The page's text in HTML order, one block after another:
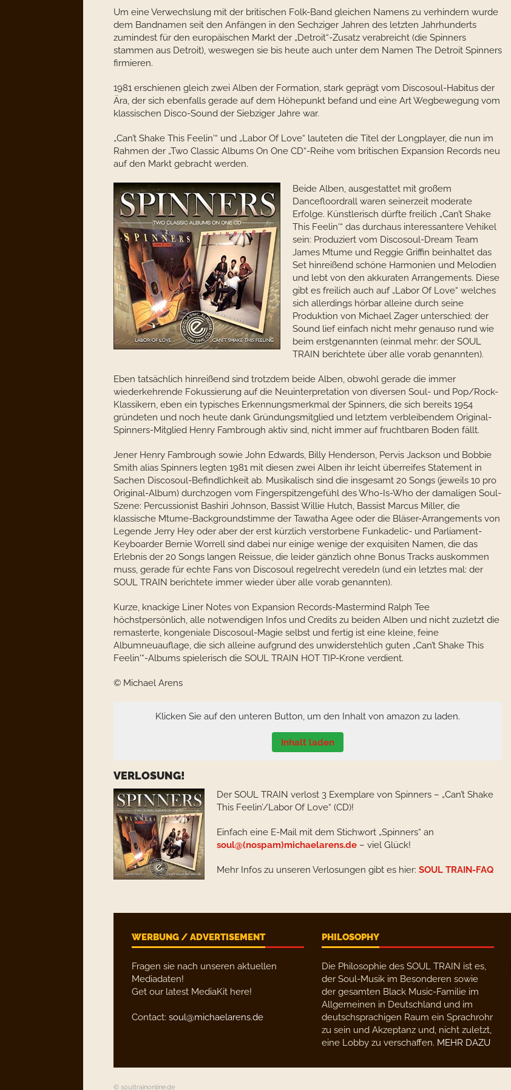
Um eine Verwechslung mit der britischen Folk-Band gleichen Namens zu verhindern wurde
dem Bandnamen seit den Anfängen in den Sechziger Jahren des letzten Jahrhunderts
zumindest für den europäischen Markt der „Detroit“-Zusatz verabreicht (die Spinners
stammen aus Detroit), weswegen sie bis heute auch unter dem Namen The Detroit Spinners
firmieren.
1981 erschienen gleich zwei Alben der Formation, stark geprägt vom Discosoul-Habitus der
Ära, der sich ebenfalls gerade auf dem Höhepunkt befand und eine Art Wegbewegung vom
klassischen Disco-Sound der Siebziger Jahre war.
„Can’t Shake This Feelin'“ und „Labor Of Love“ lauteten die Titel der Longplayer, die nun im
Rahmen der „Two Classic Albums On One CD“-Reihe vom britischen Expansion Records neu
auf den Markt gebracht werden.
Beide Alben, ausgestattet mit großem
Dancefloordrall waren seinerzeit moderate
Erfolge. Künstlerisch dürfte freilich „Can’t Shake
This Feelin'“ das durchaus interessantere Vehikel
sein: Produziert vom Discosoul-Dream Team
James Mtume und Reggie Griffin beinhaltet das
Set hinreißend schöne Harmonien und Melodien
und lebt von den akkuraten Arrangements. Diese
gibt es freilich auch auf „Labor Of Love“ welches
sich allerdings hörbar alleine durch seine
Produktion von Michael Zager unterschied: der
Sound lief einfach nicht mehr genauso rund wie
beim erstgenannten (einmal mehr: der SOUL
TRAIN berichtete über alle vorab genannten).
Eben tatsächlich hinreißend sind trotzdem beide Alben, obwohl gerade die immer
wiederkehrende Fokussierung auf die Neuinterpretation von diversen Soul- und Pop/Rock-
Klassikern, eben ein typisches Erkennungsmerkmal der Spinners, die sich bereits 1954
gründeten und noch heute dank Gründungsmitglied und letztem verbleibendem Original-
Spinners-Mitglied Henry Fambrough aktiv sind, nicht immer auf fruchtbaren Boden fällt.
Jener Henry Fambrough sowie John Edwards, Billy Henderson, Pervis Jackson und Bobbie
Smith alias Spinners legten 1981 mit diesen zwei Alben ihr leicht überreifes Statement in
Sachen Discosoul-Befindlichkeit ab. Musikalisch sind die insgesamt 20 Songs (jeweils 10 pro
Original-Album) durchzogen vom Fingerspitzengefühl des Who-Is-Who der damaligen Soul-
Szene: Percussionist Bashiri Johnson, Bassist Willie Hutch, Bassist Marcus Miller, die
klassische Mtume-Backgroundstimme der Tawatha Agee oder die Bläser-Arrangements von
Legende Jerry Hey oder aber der erst kürzlich verstorbene Funkadelic- und Parliament-
Keyboarder Bernie Worrell sind dabei nur einige wenige der exquisiten Namen, die das
Erlebnis der 20 Songs langen Reissue, die leider gänzlich ohne Bonus Tracks auskommen
muss, gerade für echte Fans von Discosoul regelrecht veredeln (und ein letztes mal: der
SOUL TRAIN berichtete immer wieder über alle vorab genannten).
Kurze, knackige Liner Notes von Expansion Records-Mastermind Ralph Tee
höchstpersönlich, alle notwendigen Infos und Credits zu beiden Alben und nicht zuzletzt die
remasterte, kongeniale Discosoul-Magie selbst und fertig ist eine kleine, feine
Albumneuauflage, die sich alleine aufgrund des unwiderstehlich guten „Can’t Shake This
Feelin'“-Albums spielerisch die SOUL TRAIN HOT TIP-Krone verdient.
© Michael Arens
Klicken Sie auf den unteren Button, um den Inhalt von amazon zu laden.
Inhalt laden
VERLOSUNG!
Der SOUL TRAIN verlost 3 Exemplare von Spinners – „Can’t Shake
This Feelin’/Labor Of Love“ (CD)!
Einfach eine E-Mail mit dem Stichwort „Spinners“ an
soul@(nospam)michaelarens.de – viel Glück!
Mehr Infos zu unseren Verlosungen gibt es hier: SOUL TRAIN-FAQ
WERBUNG / ADVERTISEMENT
Fragen sie nach unseren aktuellen
Mediadaten!
Get our latest MediaKit here!
Contact: soul@michaelarens.de
PHILOSOPHY
Die Philosophie des SOUL TRAIN ist es,
der Soul-Musik im Besonderen sowie
der gesamten Black Music-Familie im
Allgemeinen in Deutschland und im
deutschsprachigen Raum ein Sprachrohr
zu sein und Akzeptanz und, nicht zuletzt,
eine Lobby zu verschaffen. MEHR DAZU
© soultrainonline.de